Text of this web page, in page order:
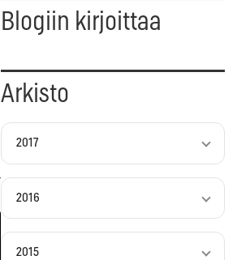
Blogiin kirjoittaa
Arkisto
2017
2016
2015